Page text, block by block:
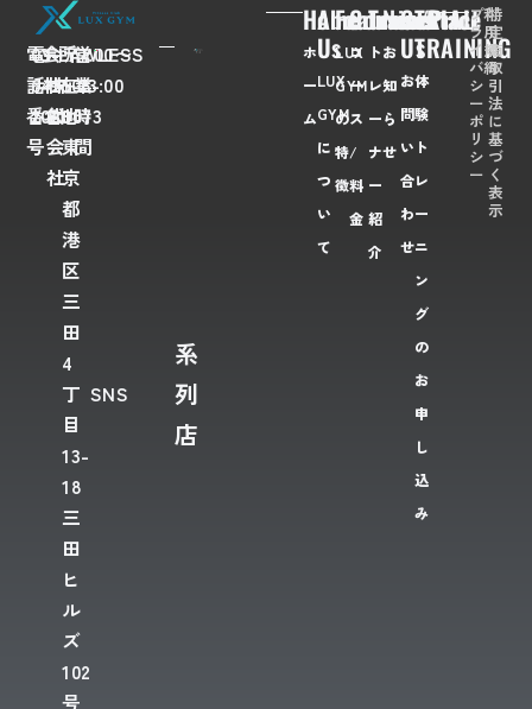
電
話
番
号
03-
6435-
2028
会
社
名
FLAWLESS
株
式
会
社
所
在
地
〒
108-
0073
東
京
都
港
区
三
田
4
丁
目
13-
18
三
田
ヒ
ル
ズ
102
号
営
業
時
間
7:00〜
23:00
SNS
系
列
店
Home
ホ
ー
ム
About
Us
LUX
GYM
に
つ
い
て
Feaures
LUX
GYM
の
特
徴
Course/Price
コ
ー
ス
/
料
金
Trainer
ト
レ
ー
ナ
ー
紹
介
News
お
知
ら
せ
Contact
Us
お
問
い
合
わ
せ
TRIAL
TRAINING
体
験
ト
レ
ー
ニ
ン
グ
の
お
申
し
込
み
プ
ラ
イ
バ
シ
ー
ポ
リ
シ
ー
利
用
規
約
特
定
商
取
引
法
に
基
づ
く
表
示